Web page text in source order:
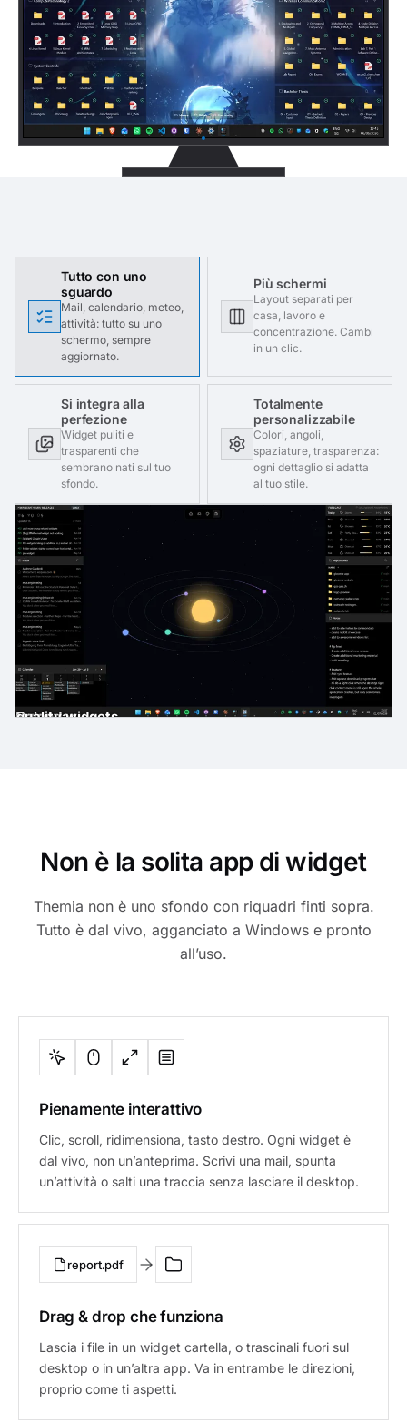
Tutto con uno
sguardo
Mail, calendario, meteo,
attività: tutto su uno
schermo, sempre
aggiornato.
Più schermi
Layout separati per
casa, lavoro e
concentrazione. Cambi
in un clic.
Si integra alla
perfezione
Widget puliti e
trasparenti che
sembrano nati sul tuo
sfondo.
Totalmente
personalizzabile
Colori, angoli,
spaziature, trasparenza:
ogni dettaglio si adatta
al tuo stile.
Email
Calendar
quality widgets
Non è la solita app di widget
Themia non è uno sfondo con riquadri finti sopra.
Tutto è dal vivo, agganciato a Windows e pronto
all’uso.
Pienamente interattivo
Clic, scroll, ridimensiona, tasto destro. Ogni widget è
dal vivo, non un’anteprima. Scrivi una mail, spunta
un’attività o salti una traccia senza lasciare il desktop.
report.pdf
Drag & drop che funziona
Lascia i file in un widget cartella, o trascinali fuori sul
desktop o in un’altra app. Va in entrambe le direzioni,
proprio come ti aspetti.